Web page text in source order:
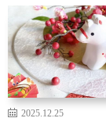
2025.12.25